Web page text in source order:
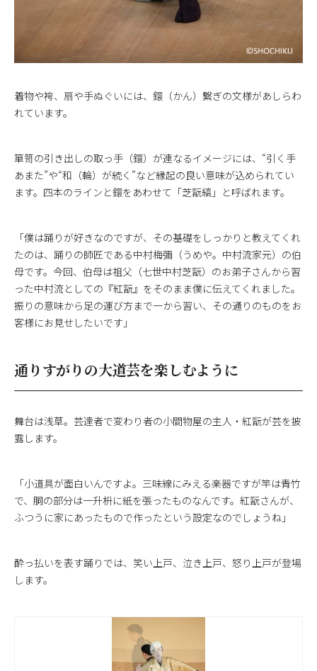
着物や袴、扇や手ぬぐいには、鐶（かん）繋ぎの文様があしらわ
れています。
箪笥の引き出しの取っ手（鐶）が連なるイメージには、“引く手
あまた”や“和（輪）が続く”など縁起の良い意味が込められてい
ます。四本のラインと鐶をあわせて「芝翫縞」と呼ばれます。
「僕は踊りが好きなのですが、その基礎をしっかりと教えてくれ
たのは、踊りの師匠である中村梅彌（うめや。中村流家元）の伯
母です。今回、伯母は祖父（七世中村芝翫）のお弟子さんから習
った中村流としての『紅翫』をそのまま僕に伝えてくれました。
振りの意味から足の運び方まで一から習い、その通りのものをお
客様にお見せしたいです」
通りすがりの大道芸を楽しむように
舞台は浅草。芸達者で変わり者の小間物屋の主人・紅翫が芸を披
露します。
「小道具が面白いんですよ。三味線にみえる楽器ですが竿は青竹
で、胴の部分は一升枡に紙を張ったものなんです。紅翫さんが、
ふつうに家にあったもので作ったという設定なのでしょうね」
酔っ払いを表す踊りでは、笑い上戸、泣き上戸、怒り上戸が登場
します。